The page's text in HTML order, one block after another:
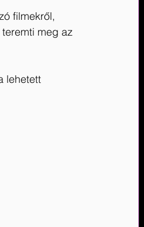
filmekről,
meg az
lehetett